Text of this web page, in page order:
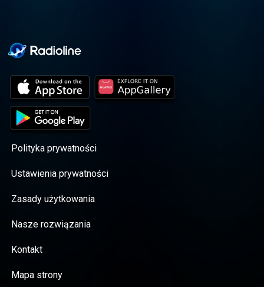
Polityka prywatności
Ustawienia prywatności
Zasady użytkowania
Nasze rozwiązania
Kontakt
Mapa strony